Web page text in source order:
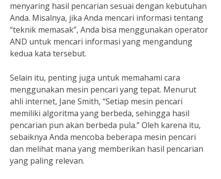
menyaring hasil pencarian sesuai dengan kebutuhan
Anda. Misalnya, jika Anda mencari informasi tentang
“teknik memasak”, Anda bisa menggunakan operator
AND untuk mencari informasi yang mengandung
kedua kata tersebut.
Selain itu, penting juga untuk memahami cara
menggunakan mesin pencari yang tepat. Menurut
ahli internet, Jane Smith, “Setiap mesin pencari
memiliki algoritma yang berbeda, sehingga hasil
pencarian pun akan berbeda pula.” Oleh karena itu,
sebaiknya Anda mencoba beberapa mesin pencari
dan melihat mana yang memberikan hasil pencarian
yang paling relevan.